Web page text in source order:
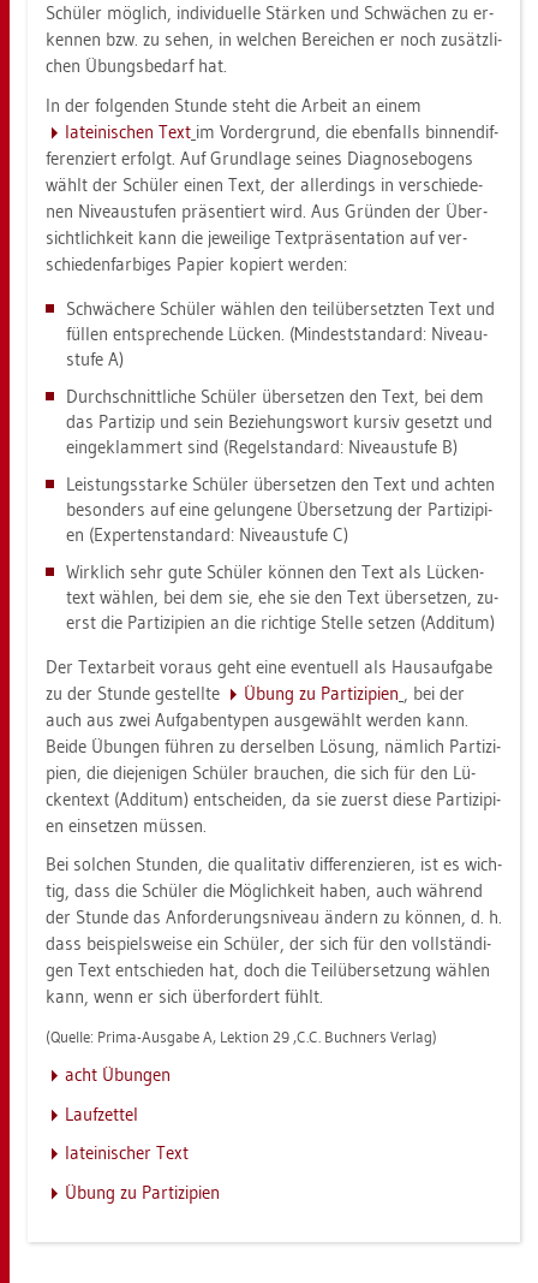
Schü­ler mög­lich, in­di­vi­du­el­le Stär­ken und Schwä­chen zu er­
ken­nen bzw. zu sehen, in wel­chen Be­rei­chen er noch zu­sätz­li­
chen Übungs­be­darf hat.
In der fol­gen­den Stun­de steht die Ar­beit an einem
la­tei­ni­schen Text im Vor­der­grund, die eben­falls bin­nen­dif­
fe­ren­ziert er­folgt. Auf Grund­la­ge sei­nes Dia­gno­se­bo­gens
wählt der Schü­ler einen Text, der al­ler­dings in ver­schie­de­
nen Ni­veau­stu­fen prä­sen­tiert wird. Aus Grün­den der Über­
sicht­lich­keit kann die je­wei­li­ge Text­prä­sen­ta­ti­on auf ver­
schie­den­far­bi­ges Pa­pier ko­piert wer­den:
Schwä­che­re Schü­ler wäh­len den teil­über­setz­ten Text und
fül­len ent­spre­chen­de Lü­cken. (Min­dest­stan­dard: Ni­veau­
stu­fe A)
Durch­schnitt­li­che Schü­ler über­set­zen den Text, bei dem
das Par­ti­zip und sein Be­zie­hungs­wort kur­siv ge­setzt und
ein­ge­klam­mert sind (Re­gel­stan­dard: Ni­veau­stu­fe B)
Leis­tungs­star­ke Schü­ler über­set­zen den Text und ach­ten
be­son­ders auf eine ge­lun­ge­ne Über­set­zung der Par­ti­zi­pi­
en (Ex­per­ten­stan­dard: Ni­veau­stu­fe C)
Wirk­lich sehr gute Schü­ler kön­nen den Text als Lü­cken­
text wäh­len, bei dem sie, ehe sie den Text über­set­zen, zu­
erst die Par­ti­zi­pi­en an die rich­ti­ge Stel­le set­zen (Ad­ditum)
Der Text­ar­beit vor­aus geht eine even­tu­ell als Haus­auf­ga­be
zu der Stun­de ge­stell­te
Übung zu Par­ti­zi­pi­en , bei der
auch aus zwei Auf­ga­ben­ty­pen aus­ge­wählt wer­den kann.
Beide Übun­gen füh­ren zu der­sel­ben Lö­sung, näm­lich Par­ti­zi­
pi­en, die die­je­ni­gen Schü­ler brau­chen, die sich für den Lü­
cken­text (Ad­ditum) ent­schei­den, da sie zu­erst diese Par­ti­zi­pi­
en ein­set­zen müs­sen.
Bei sol­chen Stun­den, die qua­li­ta­tiv dif­fe­ren­zie­ren, ist es wich­
tig, dass die Schü­ler die Mög­lich­keit haben, auch wäh­rend
der Stun­de das An­for­de­rungs­ni­veau än­dern zu kön­nen, d. h.
dass bei­spiels­wei­se ein Schü­ler, der sich für den voll­stän­di­
gen Text ent­schie­den hat, doch die Teil­über­set­zung wäh­len
kann, wenn er sich über­for­dert fühlt.
(Quel­le: Prima-Aus­ga­be A, Lek­ti­on 29 ,C.C. Buch­ners Ver­lag)
acht Übun­gen
Lauf­zet­tel
la­tei­ni­scher Text
Übung zu Par­ti­zi­pi­en